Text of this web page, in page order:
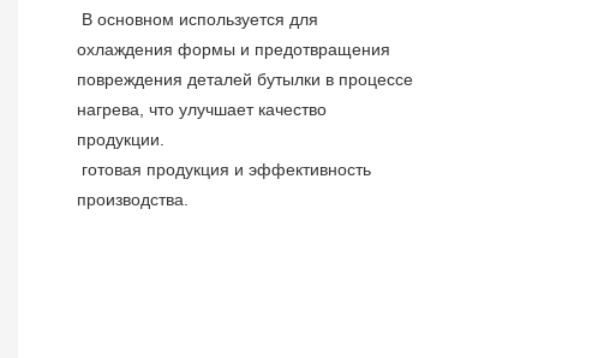
В основном используется для
охлаждения формы и предотвращения
повреждения деталей бутылки в процессе
нагрева, что улучшает качество
продукции.
производства.